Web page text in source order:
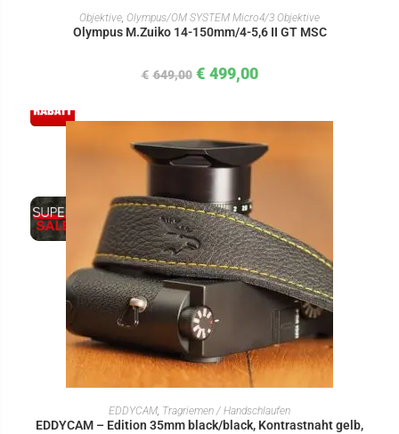
IN DEN WARENKORB
Objektive, Olympus/OM SYSTEM Micro4/3 Objektive
Olympus M.Zuiko 14-150mm/4-5,6 II GT MSC
€ 649,00 € 499,00
IN DEN WARENKORB
EDDYCAM, Tragriemen / Handschlaufen
EDDYCAM – Edition 35mm black/black, Kontrastnaht gelb,